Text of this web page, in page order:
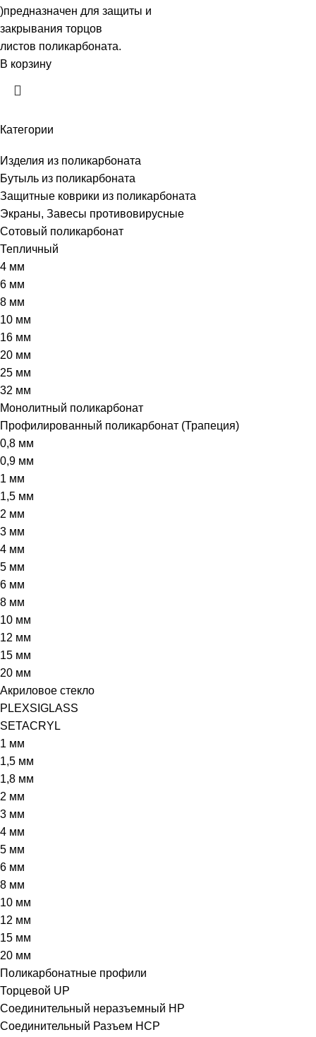
Категории
Изделия из поликарбоната
Бутыль из поликарбоната
Защитные коврики из поликарбоната
Экраны, Завесы противовирусные
Сотовый поликарбонат
Тепличный
4 мм
6 мм
8 мм
10 мм
16 мм
20 мм
25 мм
32 мм
Монолитный поликарбонат
Профилированный поликарбонат (Трапеция)
0,8 мм
0,9 мм
1 мм
1,5 мм
2 мм
3 мм
4 мм
5 мм
6 мм
8 мм
10 мм
12 мм
15 мм
20 мм
Акриловое стекло
PLEXSIGLASS
SETACRYL
1 мм
1,5 мм
1,8 мм
2 мм
3 мм
4 мм
5 мм
6 мм
8 мм
10 мм
12 мм
15 мм
20 мм
Поликарбонатные профили
Торцевой UP
Соединительный неразъемный HP
Соединительный Разъем HCP
)предназначен для защиты и
закрывания торцов
листов поликарбоната.
В корзину